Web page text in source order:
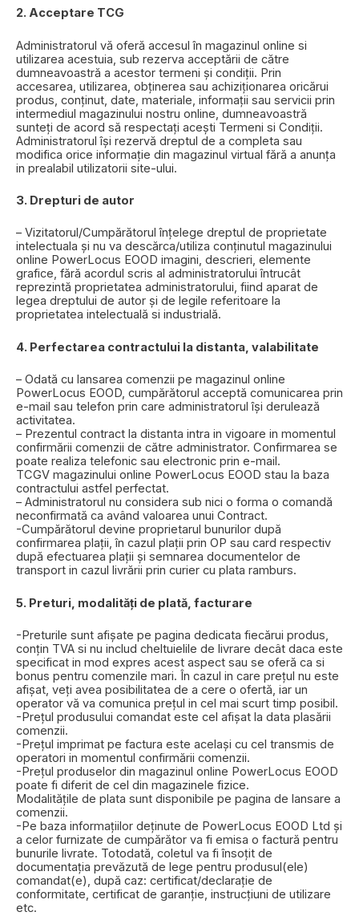
2. Acceptare TCG
Administratorul vă oferă accesul în magazinul online si
utilizarea acestuia, sub rezerva acceptării de către
dumneavoastră a acestor termeni și condiții. Prin
accesarea, utilizarea, obținerea sau achiziționarea oricărui
produs, conținut, date, materiale, informații sau servicii prin
intermediul magazinului nostru online, dumneavoastră
sunteți de acord să respectați acești Termeni si Condiții.
Administratorul își rezervă dreptul de a completa sau
modifica orice informație din magazinul virtual fără a anunța
in prealabil utilizatorii site-ului.
3. Drepturi de autor
– Vizitatorul/Cumpărătorul înțelege dreptul de proprietate
intelectuala și nu va descărca/utiliza conținutul magazinului
online PowerLocus EOOD imagini, descrieri, elemente
grafice, fără acordul scris al administratorului întrucât
reprezintă proprietatea administratorului, fiind aparat de
legea dreptului de autor și de legile referitoare la
proprietatea intelectuală si industrială.
4. Perfectarea contractului la distanta, valabilitate
– Odată cu lansarea comenzii pe magazinul online
PowerLocus EOOD, cumpărătorul acceptă comunicarea prin
e-mail sau telefon prin care administratorul își derulează
activitatea.
– Prezentul contract la distanta intra in vigoare in momentul
confirmării comenzii de către administrator. Confirmarea se
poate realiza telefonic sau electronic prin e-mail.
TCGV magazinului online PowerLocus EOOD stau la baza
contractului astfel perfectat.
– Administratorul nu considera sub nici o forma o comandă
neconfirmată ca având valoarea unui Contract.
-Cumpărătorul devine proprietarul bunurilor după
confirmarea plații, în cazul plații prin OP sau card respectiv
după efectuarea plații și semnarea documentelor de
transport in cazul livrării prin curier cu plata ramburs.
5. Preturi, modalități de plată, facturare
-Preturile sunt afișate pe pagina dedicata fiecărui produs,
conțin TVA si nu includ cheltuielile de livrare decât daca este
specificat in mod expres acest aspect sau se oferă ca si
bonus pentru comenzile mari. În cazul in care prețul nu este
afișat, veți avea posibilitatea de a cere o ofertă, iar un
operator vă va comunica prețul in cel mai scurt timp posibil.
-Prețul produsului comandat este cel afișat la data plasării
comenzii.
-Prețul imprimat pe factura este același cu cel transmis de
operatori in momentul confirmării comenzii.
-Prețul produselor din magazinul online PowerLocus EOOD
poate fi diferit de cel din magazinele fizice.
Modalitățile de plata sunt disponibile pe pagina de lansare a
comenzii.
-Pe baza informațiilor deținute de PowerLocus EOOD Ltd și
a celor furnizate de cumpărător va fi emisa o factură pentru
bunurile livrate. Totodată, coletul va fi însoțit de
documentația prevăzută de lege pentru produsul(ele)
comandat(e), după caz: certificat/declarație de
conformitate, certificat de garanție, instrucțiuni de utilizare
etc.